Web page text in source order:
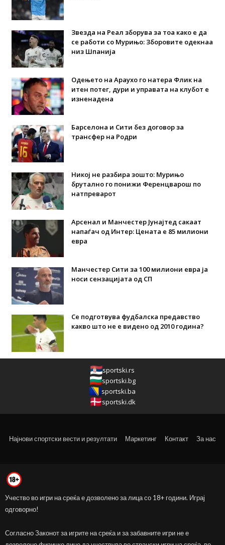
Звезда на Реал зборува за тоа како е да
се работи со Мурињо: Зборовите одекнаа
низ Шпанија
Одењето на Араухо го натера Флик на
итен потег, дури и управата на клубот е
изненадена
Барселона и Сити без договор за
трансфер на Родри
Никој не разбира зошто: Мурињо
брутално го понижи Ференцварош по
натпреварот
Арсенал и Манчестер Јунајтед сакаат
напаѓач од Интер: Цената е 85 милиони
евра
Манчестер Сити за 100 милиони евра ја
носи сензацијата од СП
Се подготвува фудбалска предавство
какво што не е видено од 2010 година?
sportski.rs
sportski.bg
sportski.ba
sportski.dk
Најнови спортски вести и резултати Маркетинг Контакт За нас
Учество во игри на среќа е дозволено за лица со 18+ години. Играј
одговорно!
Согласно Законот за игрите на среќа и за забавните игри не е